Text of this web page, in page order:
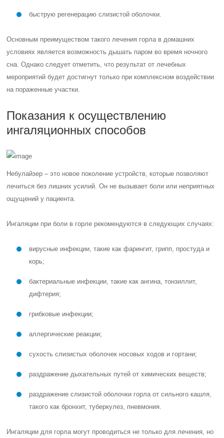
быструю регенерацию слизистой оболочки.
Основным преимуществом такого лечения горла в домашних
условиях является возможность дышать паром во время ночного
сна. Однако следует отметить, что результат от лечебных
мероприятий будет достигнут только при комплексном воздействии
на пораженные участки.
Показания к осуществлению
ингаляционных способов
Небулайзер – это новое поколение устройств, которые позволяют
лечиться без лишних усилий. Он не вызывает боли или неприятных
ощущений у пациента.
Ингаляции при боли в горле рекомендуются в следующих случаях:
вирусные инфекции, такие как фарингит, грипп, простуда и
корь;
бактериальные инфекции, такие как ангина, тонзиллит,
дифтерия;
грибковые инфекции;
аллергические реакции;
сухость слизистых оболочек носовых ходов и гортани;
раздражение дыхательных путей от химических веществ;
раздражение слизистой оболочки горла от сильного кашля,
такого как бронхит, туберкулез, пневмония.
Ингаляции для горла могут проводиться не только для лечения, но